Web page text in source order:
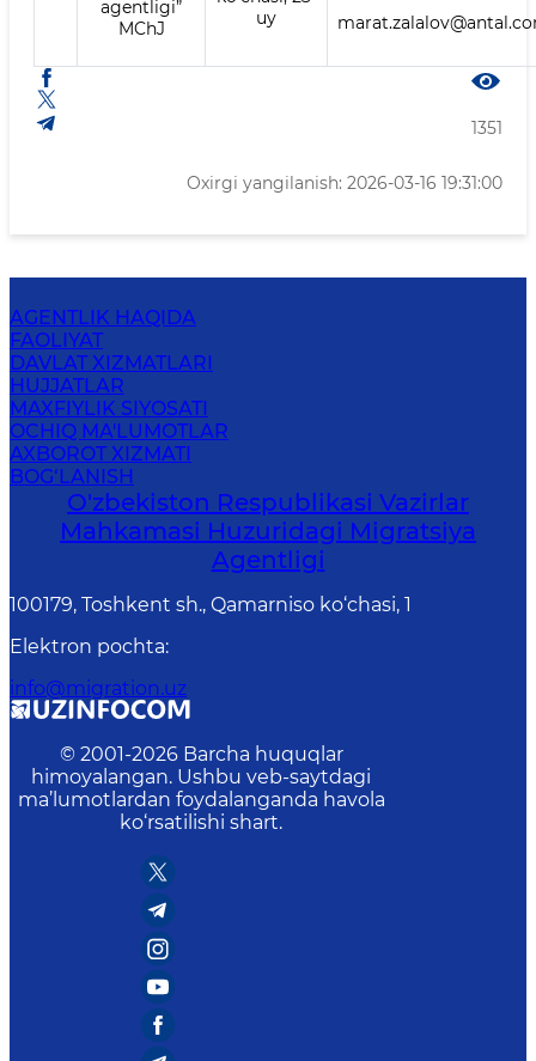
agentligi”
MChJ
uy
1351
Oxirgi yangilanish: 2026-03-16 19:31:00
AGENTLIK HAQIDA
FAOLIYAT
DAVLAT XIZMATLARI
HUJJATLAR
MAXFIYLIK SIYOSATI
OCHIQ MA'LUMOTLAR
AXBOROT XIZMATI
BOG‘LANISH
O'zbekiston Respublikasi Vazirlar
Mahkamasi Huzuridagi Migratsiya
Agentligi
100179, Toshkent sh., Qamarniso ko‘chasi, 1
Elektron pochta:
info@migration.uz
© 2001-2026 Barcha huquqlar
himoyalangan. Ushbu veb-saytdagi
ma’lumotlardan foydalanganda havola
ko‘rsatilishi shart.